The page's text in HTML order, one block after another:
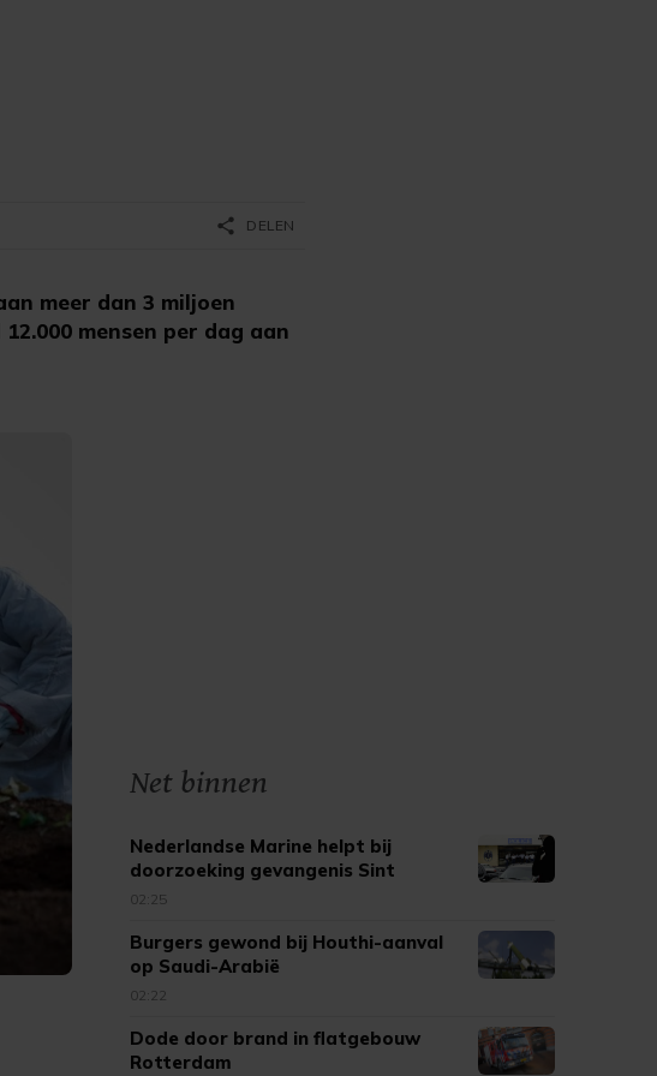
meer dan 3 miljoen
mensen per dag aan
share DELEN
Net binnen
Nederlandse Marine helpt bij
doorzoeking gevangenis Sint
Maarten
02:25
Burgers gewond bij Houthi-aanval
op Saudi-Arabië
02:22
Dode door brand in flatgebouw
Rotterdam